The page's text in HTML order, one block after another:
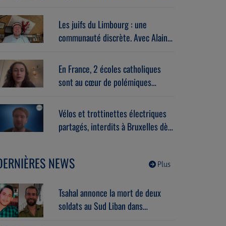
Gérard vespierre (06/08/2026)
Les juifs du Limbourg : une
communauté discrète. Avec Alain
En France, 2 écoles catholiques
sont au cœur de polémiques
(06/08/2026)
Vélos et trottinettes électriques
partagés, interdits à Bruxelles dès
Plus
NEWS
Tsahal annonce la mort de deux
soldats au Sud Liban dans